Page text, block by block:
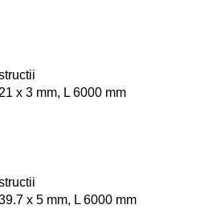
x 3 mm, L 6000 mm
x 5 mm, L 6000 mm